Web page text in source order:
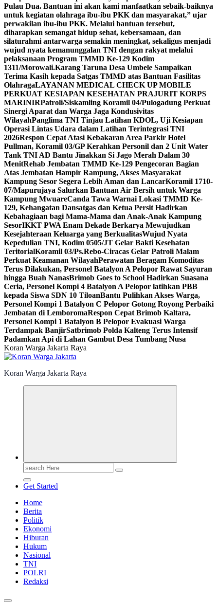
Pulau Dua. Bantuan ini akan kami manfaatkan sebaik-baiknya
untuk kegiatan olahraga ibu-ibu PKK dan masyarakat,” ujar
perwakilan ibu-ibu PKK. Melalui bantuan tersebut,
diharapkan semangat hidup sehat, kebersamaan, dan
silaturahmi antarwarga semakin meningkat, sekaligus menjadi
wujud nyata kemanunggalan TNI dengan rakyat melalui
pelaksanaan Program TMMD Ke-129 Kodim
1311/Morowali.Karang Taruna Desa Umbele Sampaikan
Terima Kasih kepada Satgas TMMD atas Bantuan Fasilitas
OlahragaLAYANAN MEDICAL CHECK UP MOBILE
PERKUAT KESIAPAN KESEHATAN PRAJURIT KORPS
MARINIRPatroli/Siskamling Koramil 04/Pulogadung Perkuat
Sinergi Aparat dan Warga Jaga Kondusivitas
WilayahPanglima TNI Tinjau Latihan KDOL, Uji Kesiapan
Operasi Lintas Udara dalam Latihan Terintegrasi TNI
2026Respon Cepat Atasi Kebakaran Area Parkir Hotel
Pullman, Koramil 03/GP Kerahkan Personil dan 2 Unit Water
Tank TNI AD Bantu Jinakkan Si Jago Merah Dalam 30
MenitRehab Jembatan TMMD Ke-129 Pengecoran Bagian
Atas Jembatan Hampir Rampung, Akses Masyarakat
Kampung Sesor Segera Lebih Aman dan LancarKoramil 1710-
07/Mapurujaya Salurkan Bantuan Air Bersih untuk Warga
Kampung MwuareCanda Tawa Warnai Lokasi TMMD Ke-
129, Kehangatan Dansatgas dan Ketua Persit Hadirkan
Kebahagiaan bagi Mama-Mama dan Anak-Anak Kampung
SesorIKKT PWA Enam Dekade Berkarya Mewujudkan
Kesejahteraan Keluarga yang BerkualitasWujud Nyata
Kepedulian TNI, Kodim 0505/JT Gelar Bakti Kesehatan
TeritorialKoramil 03/Ps.Rebo-Ciracas Gelar Patroli Malam
Perkuat Keamanan WilayahPerawatan Beragam Komoditas
Terus Dilakukan, Personel Batalyon A Pelopor Rawat Sayuran
hingga Buah NanasBrimob Goes to School Hadirkan Suasana
Ceria, Personel Kompi 4 Batalyon A Pelopor latihkan PBB
kepada Siswa SDN 10 TiloanBantu Pulihkan Akses Warga,
Personel Kompi 1 Batalyon C Pelopor Gotong Royong Perbaiki
Jembatan di LemboromaRespon Cepat Brimob Kaltara,
Personel Kompi 1 Batalyon B Pelopor Evakuasi Warga
Terdampak BanjirSatbrimob Polda Kalteng Terus Intensif
Padamkan Api di Lahan Gambut Desa Tumbang Nusa
Koran Warga Jakarta Raya
Koran Warga Jakarta Raya
Search
for:
Get Started
Home
Berita
Politik
Ekonomi
Hiburan
Hukum
Nasional
TNI
POLRI
Redaksi